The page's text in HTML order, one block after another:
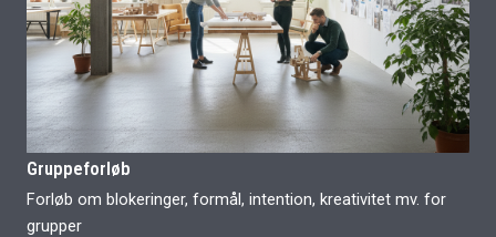
Gruppeforløb
Forløb om blokeringer, formål, intention, kreativitet mv. for
grupper